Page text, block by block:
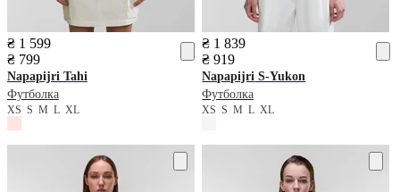
₴ 1 599
₴ 799
Napapijri Tahi
Футболка
XS S M L XL
₴ 1 839
₴ 919
Napapijri S-Yukon
Футболка
XSSMLXL